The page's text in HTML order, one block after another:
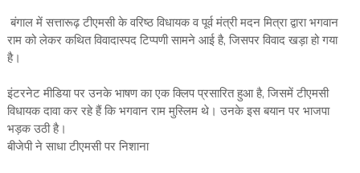
बंगाल में सत्तारूढ़ टीएमसी के वरिष्ठ विधायक व पूर्व मंत्री मदन मित्रा द्वारा भगवान
राम को लेकर कथित विवादास्पद टिप्पणी सामने आई है, जिसपर विवाद खड़ा हो गया
है।
इंटरनेट मीडिया पर उनके भाषण का एक क्लिप प्रसारित हुआ है, जिसमें टीएमसी
विधायक दावा कर रहे हैं कि भगवान राम मुस्लिम थे। उनके इस बयान पर भाजपा
भड़क उठी है।
बीजेपी ने साधा टीएमसी पर निशाना